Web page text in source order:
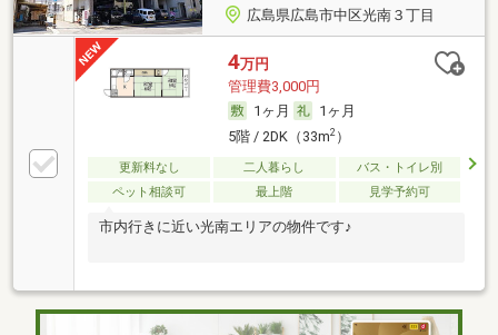
広島県広島市中区光南３丁目
4万円
管理費3,000円
1ヶ月
1ヶ月
5階 / 2DK（33m2）
更新料なし 二人暮らし
バス・トイレ別
ペット相談可
最上階 見学予約可
市内行きに近い光南エリアの物件です♪